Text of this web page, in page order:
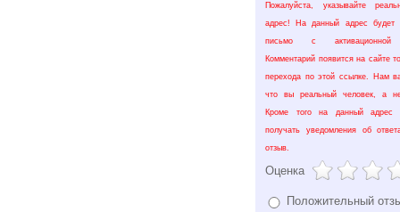
Пожалуйста, указывайте
адрес! На данный адрес будет
письмо с активационной
Комментарий появится на сайте
перехода по этой ссылке. Нам
что вы реальный человек, а
Кроме того на данный адрес
получать уведомления об
отзыв.
Оценка
Положительный